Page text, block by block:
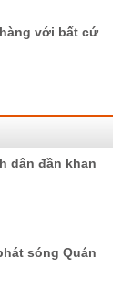
với bất cứ
dân đần khan
sóng Quán